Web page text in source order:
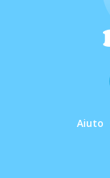
Aiuto